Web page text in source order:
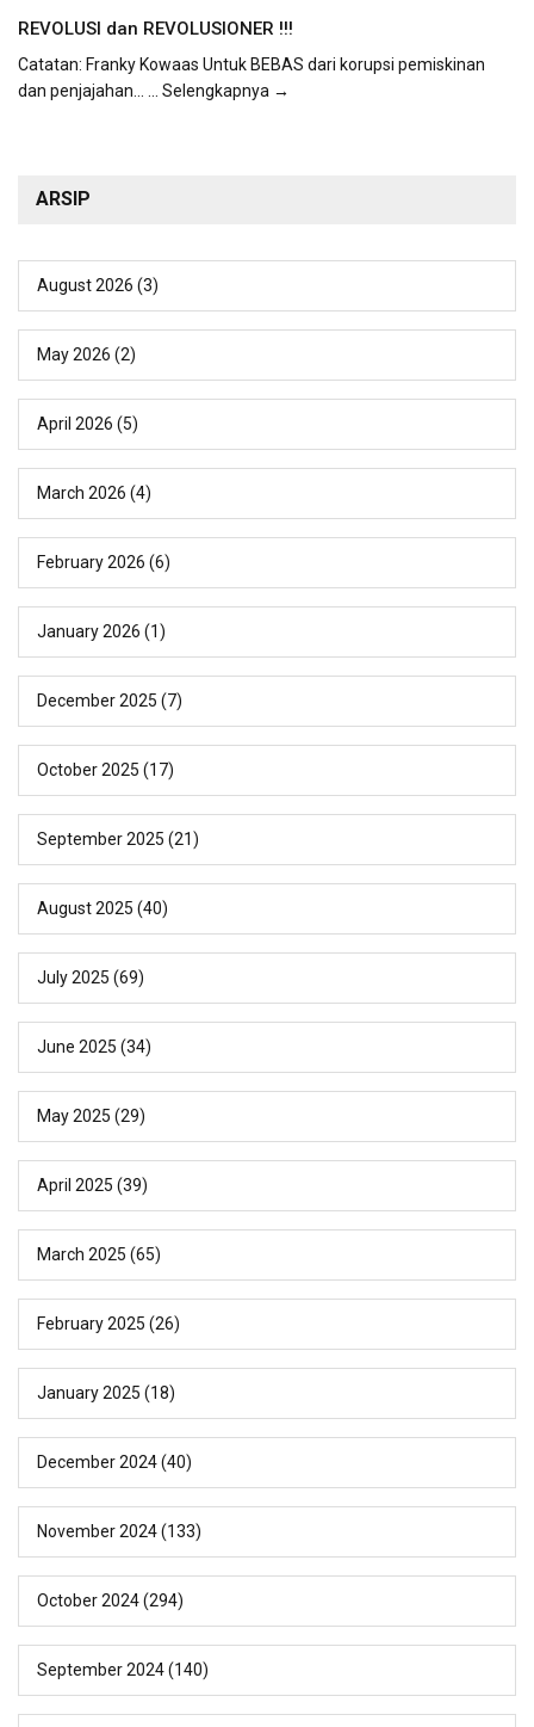
REVOLUSI dan REVOLUSIONER !!!
Catatan: Franky Kowaas Untuk BEBAS dari korupsi pemiskinan
dan penjajahan...
... Selengkapnya →
ARSIP
August 2026 (3)
May 2026 (2)
April 2026 (5)
March 2026 (4)
February 2026 (6)
January 2026 (1)
December 2025 (7)
October 2025 (17)
September 2025 (21)
August 2025 (40)
July 2025 (69)
June 2025 (34)
May 2025 (29)
April 2025 (39)
March 2025 (65)
February 2025 (26)
January 2025 (18)
December 2024(40)
November 2024(133)
October 2024(294)
September 2024(140)